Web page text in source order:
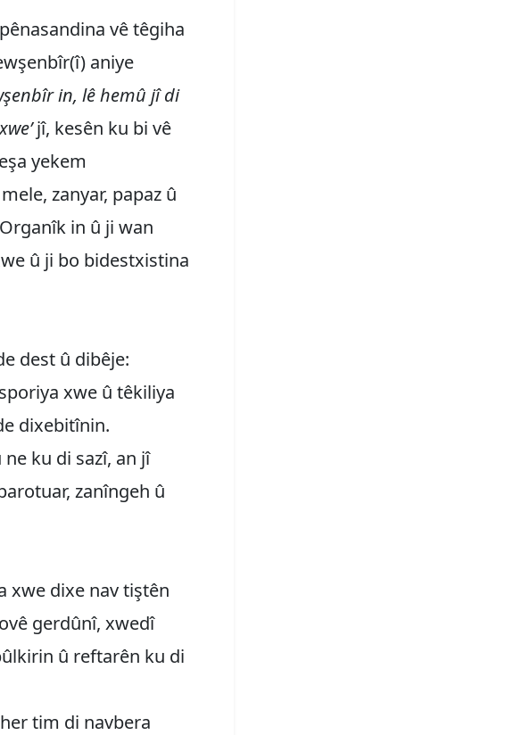
vê têgiha
aniye
in, lê hemû jî di
jî, kesên ku bi vê
yekem
zanyar, papaz û
in û ji wan
û ji bo bidestxistina
dest û dibêje:
xwe û têkiliya
dixebitînin.
ku di sazî, an jî
zanîngeh û
xwe dixe nav tiştên
gerdûnî, xwedî
û reftarên ku di
tim di navbera